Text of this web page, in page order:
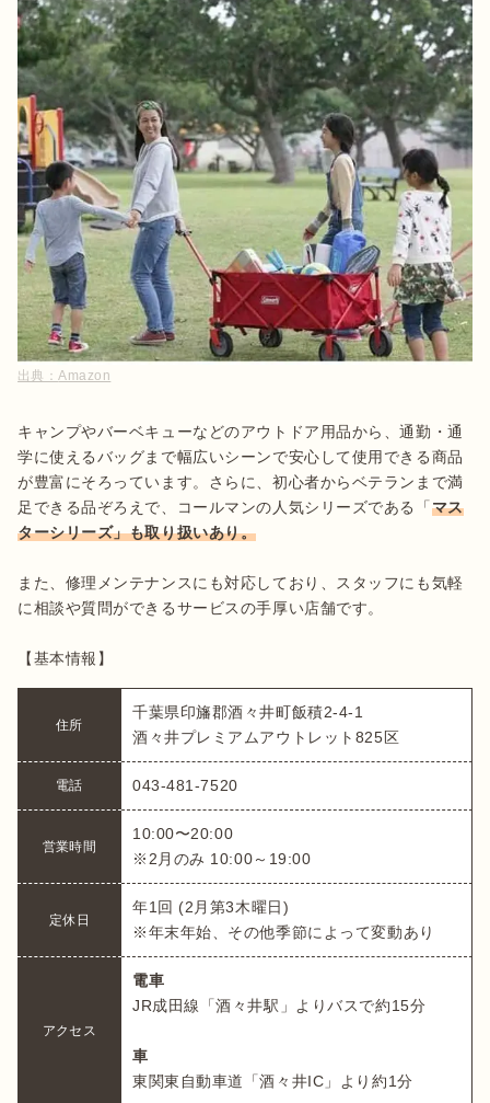
出典：Amazon
キャンプやバーベキューなどのアウトドア用品から、通勤・通
学に使えるバッグまで幅広いシーンで安心して使用できる商品
が豊富にそろっています。さらに、初心者からベテランまで満
足できる品ぞろえで、コールマンの人気シリーズである「マス
ターシリーズ」も取り扱いあり。
また、修理メンテナンスにも対応しており、スタッフにも気軽
に相談や質問ができるサービスの手厚い店舗です。
【基本情報】
住所
千葉県印旛郡酒々井町飯積2-4-1
酒々井プレミアムアウトレット825区
電話 043-481-7520
営業時間
10:00〜20:00
※2月のみ 10:00～19:00
定休日
年1回 (2月第3木曜日)
※年末年始、その他季節によって変動あり
アクセス
電車
JR成田線「酒々井駅」よりバスで約15分
車
東関東自動車道「酒々井IC」より約1分